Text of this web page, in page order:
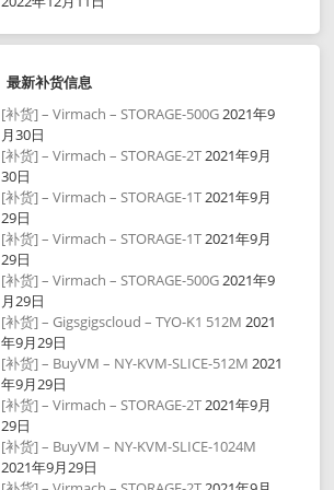
最新补货信息
[补货] – Virmach – STORAGE-500G2021年9
月30日
[补货] – Virmach – STORAGE-2T2021年9月
30日
[补货] – Virmach – STORAGE-1T2021年9月
29日
[补货] – Virmach – STORAGE-1T2021年9月
29日
[补货] – Virmach – STORAGE-500G2021年9
月29日
[补货] – Gigsgigscloud – TYO-K1 512M 2021
年9月29日
[补货] – BuyVM – NY-KVM-SLICE-512M 2021
年9月29日
[补货] – Virmach – STORAGE-2T2021年9月
29日
[补货] – BuyVM – NY-KVM-SLICE-1024M
2021年9月29日